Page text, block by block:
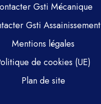
Gsti Mécanique
Gsti Assainissement
Mentions légales
de cookies (UE)
Plan de site